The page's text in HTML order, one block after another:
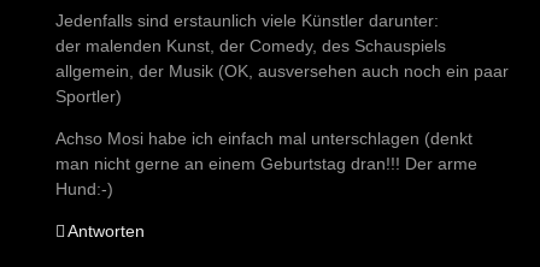
Jedenfalls sind erstaunlich viele Künstler darunter:
der malenden Kunst, der Comedy, des Schauspiels
allgemein, der Musik (OK, ausversehen auch noch ein paar
Sportler)
Achso Mosi habe ich einfach mal unterschlagen (denkt
man nicht gerne an einem Geburtstag dran!!! Der arme
Hund:-)
Antworten